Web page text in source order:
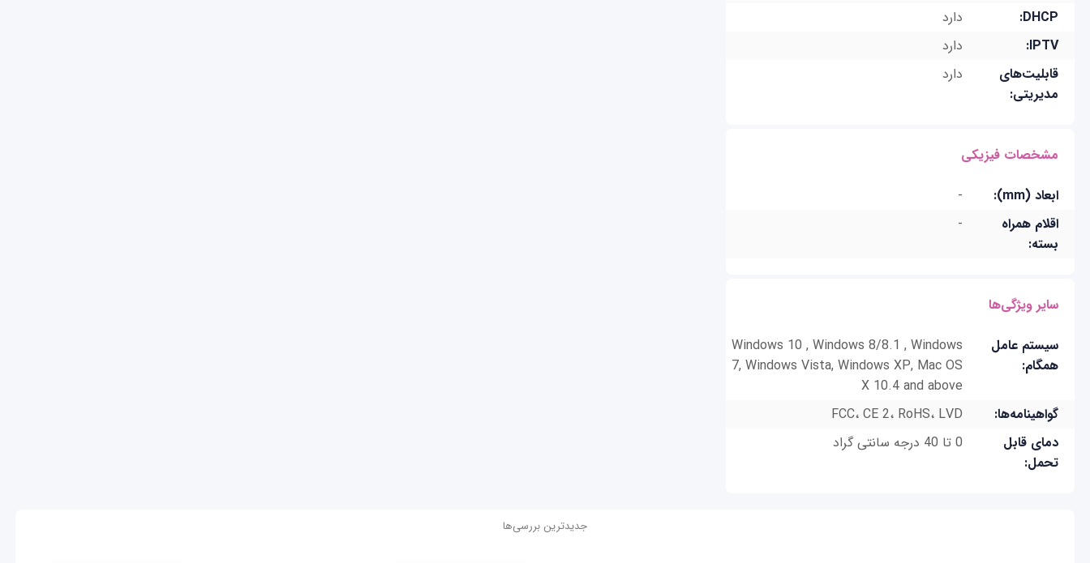
DHCP:
دارد
IPTV:
دارد
قابلیت‌های
مدیریتی:
دارد
مشخصات فیزیکی
ابعاد (mm):
-
اقلام همراه
بسته:
-
سایر ویژگی‌ها
سیستم عامل
همگام:
Windows 10 , Windows 8/8.1 , Windows
7, Windows Vista, Windows XP, Mac OS
X 10.4 and above
گواهینامه‌ها:
FCC، CE 2، RoHS، LVD
دمای قابل
تحمل:
0 تا 40 درجه سانتی گراد
جدیدترین بررسی‌ها